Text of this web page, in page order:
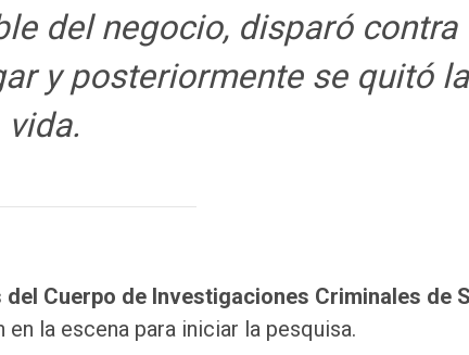
del negocio, disparó contra
y posteriormente se quitó la
vida.
Cuerpo de Investigaciones Criminales de
la escena para iniciar la pesquisa.